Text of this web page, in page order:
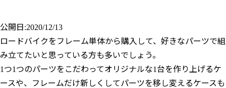
公開日:2020/12/13
ロードバイクをフレーム単体から購入して、好きなパーツで組
み立てたいと思っている方も多いでしょう。
1つ1つのパーツをこだわってオリジナルな1台を作り上げるケ
ースや、フレームだけ新しくしてパーツを移し変えるケースも